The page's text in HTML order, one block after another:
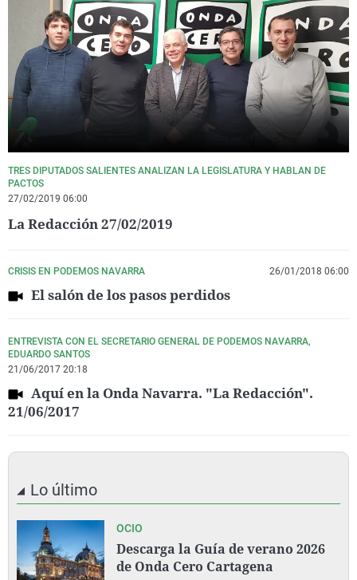
TRES DIPUTADOS SALIENTES ANALIZAN LA LEGISLATURA Y HABLAN DE
PACTOS
27/02/2019 06:00
La Redacción 27/02/2019
CRISIS EN PODEMOS NAVARRA 26/01/2018 06:00
El salón de los pasos perdidos
ENTREVISTA CON EL SECRETARIO GENERAL DE PODEMOS NAVARRA,
EDUARDO SANTOS
21/06/2017 20:18
Aquí en la Onda Navarra. "La Redacción".
21/06/2017
Lo último
OCIO
Descarga la Guía de verano 2026
de Onda Cero Cartagena